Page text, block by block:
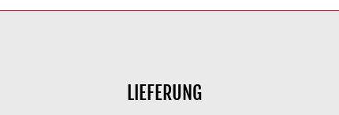
LIEFERUNG